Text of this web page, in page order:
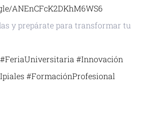
ANEnCFcK2DKhM6WS6
y prepárate para transformar tu
#FeriaUniversitaria #Innovación
#FormaciónProfesional